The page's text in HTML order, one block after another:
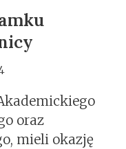
oraz
mieli okazję